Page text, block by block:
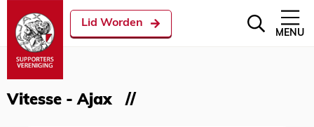
Lid Worden
MENU
Vitesse - Ajax